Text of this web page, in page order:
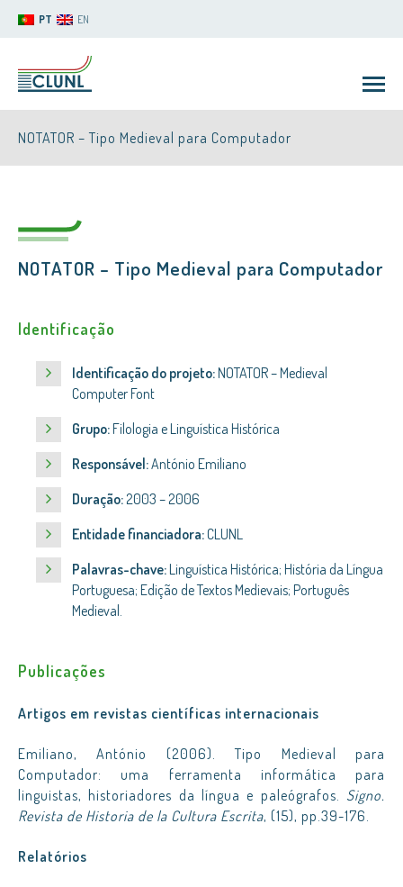
PT EN
CLUNL
NOTATOR – Tipo Medieval para Computador
NOTATOR – Tipo Medieval para Computador
Identificação
Identificação do projeto:NOTATOR – Medieval
Computer Font
Grupo:Filologia e Linguística Histórica
Responsável:António Emiliano
Duração:2003 – 2006
Entidade financiadora:CLUNL
Palavras-chave:Linguística Histórica; História da Língua
Portuguesa; Edição de Textos Medievais; Português
Medieval.
Publicações
Artigos em revistas científicas internacionais
Emiliano, António (2006). Tipo Medieval para
Computador: uma ferramenta informática para
linguistas, historiadores da língua e paleógrafos. Signo.
Revista de Historia de la Cultura Escrita, (15), pp.39-176.
Relatórios